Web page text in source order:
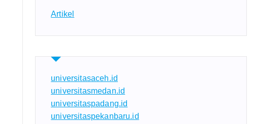
Artikel
universitasaceh.id
universitasmedan.id
universitaspadang.id
universitaspekanbaru.id